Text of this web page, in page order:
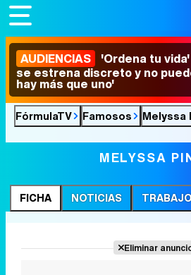
AUDIENCIAS 'Ordena tu
se estrena discreto y no
hay más que uno'
FórmulaTV Famosos Melyssa
MELYSSA
FICHA NOTICIAS
Eliminar